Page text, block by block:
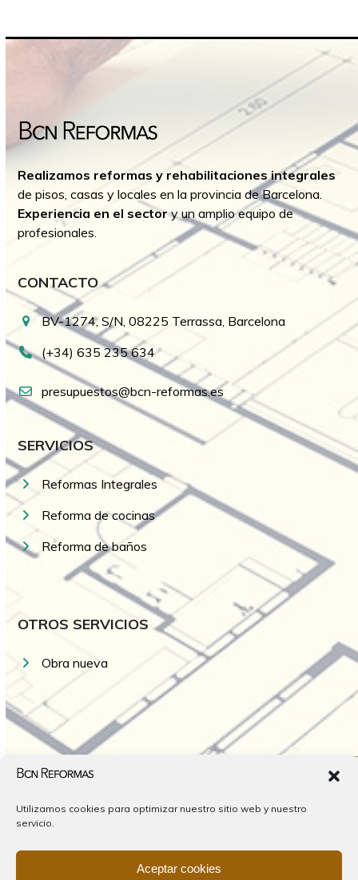
Utilizamos cookies para optimizar nuestro sitio web y nuestro
servicio.
Aceptar cookies
Realizamos reformas y rehabilitaciones integrales
de pisos, casas y locales en la provincia de Barcelona.
Experiencia en el sectory un amplio equipo de
profesionales.
CONTACTO
BV-1274, S/N, 08225 Terrassa, Barcelona
(+34) 635 235 634
presupuestos@bcn-reformas.es
SERVICIOS
Reformas Integrales
Reforma de cocinas
Reforma de baños
OTROS SERVICIOS
Obra nueva